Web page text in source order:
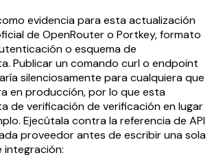
evidencia para esta actualización
de OpenRouter o Portkey, formato
o esquema de
Publicar un comando curl o endpoint
silenciosamente para cualquiera que
en producción, por lo que esta
de verificación de verificación en lugar
Ejecútala contra la referencia de API
proveedor antes de escribir una sola
integración: